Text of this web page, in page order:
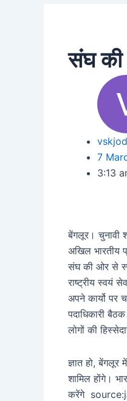
संघ की
7
3:13
बेंगलूर। चुनावी
अखिल भारतीय
संघ की ओर से
राष्ट्रीय स्वयं
अपने कार्यो पर
पदाधिकारी
लोगों की
ज्ञात हो,
शामिल होंगे।
करेंगे